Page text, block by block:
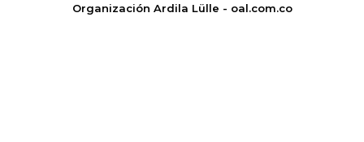
Organización Ardila Lülle - oal.com.co